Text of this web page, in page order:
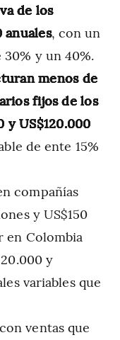
de los
anuales, con un
y un 40%.
menos de
fijos de los
y US$120.000
de ente 15%
compañías
y US$150
en Colombia
y
variables que
ventas que